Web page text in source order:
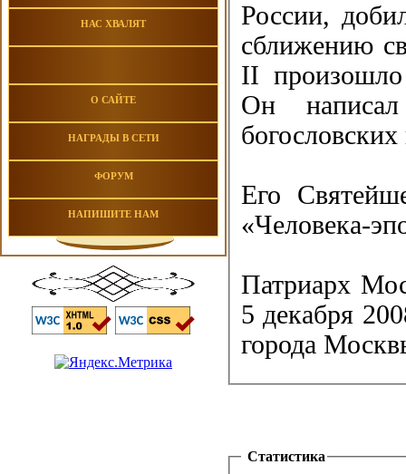
НАС ХВАЛЯТ
О САЙТЕ
НАГРАДЫ В СЕТИ
ФОРУМ
НАПИШИТЕ НАМ
России,
сближению
II
Он
Его
«Человека-
Патриарх
5 декабря
города
Статистика